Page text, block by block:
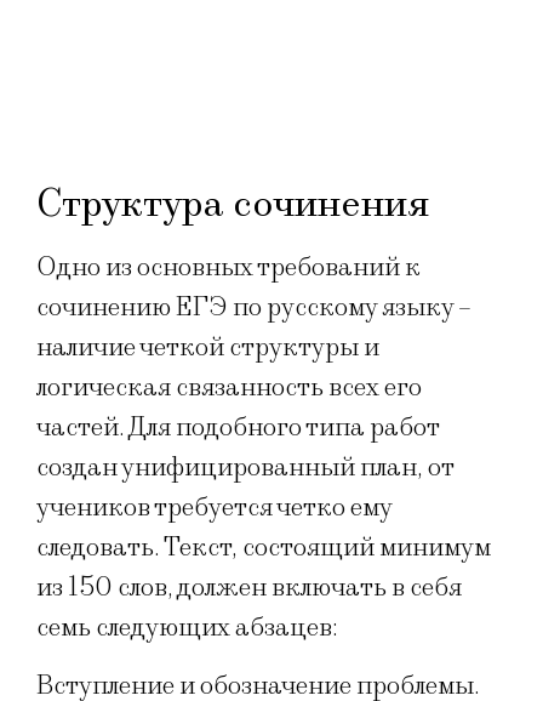
Структура сочинения
Одно из основных требований к
сочинению ЕГЭ по русскому языку –
наличие четкой структуры и
логическая связанность всех его
частей. Для подобного типа работ
создан унифицированный план, от
учеников требуется четко ему
следовать. Текст, состоящий минимум
из 150 слов, должен включать в себя
семь следующих абзацев:
Вступление и обозначение проблемы.